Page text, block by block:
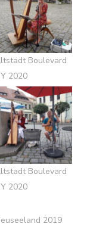
Boulevard
2020
Boulevard
2020
2019